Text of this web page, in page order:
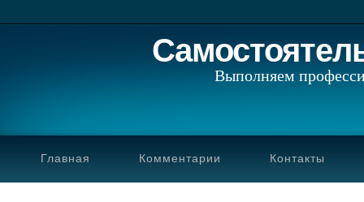
Выполняем
Главная Комментарии Контакты